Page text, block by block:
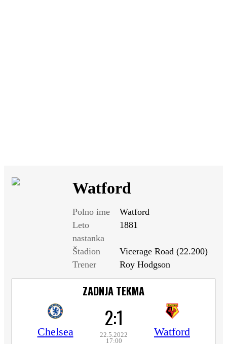
Watford
Polno ime
Watford
Leto
nastanka
1881
Štadion
Vicerage Road (22.200)
Trener
Roy Hodgson
ZADNJA TEKMA
Chelsea
2:1
22.5.2022
17:00
Watford